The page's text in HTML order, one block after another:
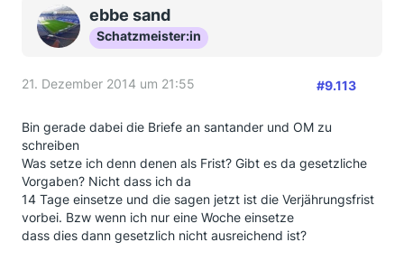
ebbe sand
Schatzmeister:in
21. Dezember 2014 um 21:55 #9.113
Bin gerade dabei die Briefe an santander und OM zu
schreiben
Was setze ich denn denen als Frist? Gibt es da gesetzliche
Vorgaben? Nicht dass ich da
14 Tage einsetze und die sagen jetzt ist die Verjährungsfrist
vorbei. Bzw wenn ich nur eine Woche einsetze
dass dies dann gesetzlich nicht ausreichend ist?